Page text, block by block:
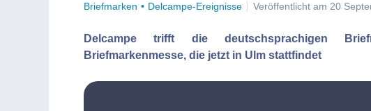
Briefmarken Delcampe-Ereignisse Veröffentlicht am 20
Delcampe trifft die deutschsprachigen
Briefmarkenmesse, die jetzt in Ulm stattfindet